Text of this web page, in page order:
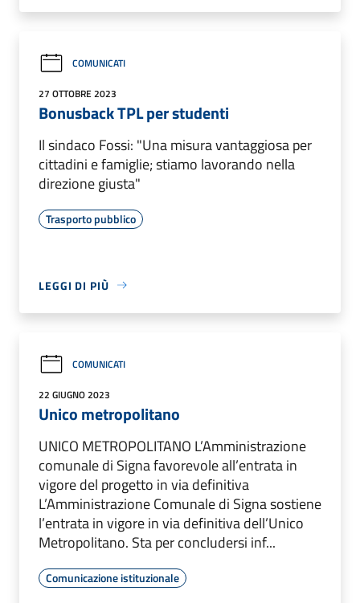
COMUNICATI
27 OTTOBRE 2023
Bonusback TPL per studenti
Il sindaco Fossi: "Una misura vantaggiosa per
cittadini e famiglie; stiamo lavorando nella
direzione giusta"
Trasporto pubblico
LEGGI DI PIÙ
COMUNICATI
22 GIUGNO 2023
Unico metropolitano
UNICO METROPOLITANO L’Amministrazione
comunale di Signa favorevole all’entrata in
vigore del progetto in via definitiva
L’Amministrazione Comunale di Signa sostiene
l’entrata in vigore in via definitiva dell’Unico
Metropolitano. Sta per concludersi inf...
Comunicazione istituzionale